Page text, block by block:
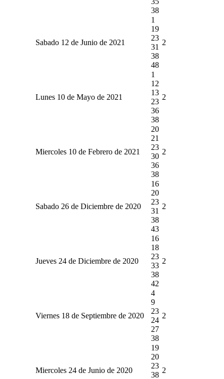
38
Sabado 12 de Junio de 2021
1
19
23
31
38
48
2
Lunes 10 de Mayo de 2021
1
12
13
23
36
38
2
Miercoles 10 de Febrero de 2021
20
21
23
30
36
38
2
Sabado 26 de Diciembre de 2020
16
20
23
31
38
43
2
Jueves 24 de Diciembre de 2020
16
18
23
33
38
42
2
Viernes 18 de Septiembre de 2020
4
9
23
24
27
38
2
Miercoles 24 de Junio de 2020
19
20
23
38
2